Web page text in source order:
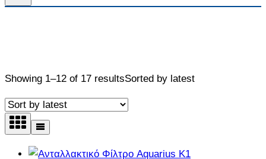
Showing 1–12 of 17 resultsSorted by latest